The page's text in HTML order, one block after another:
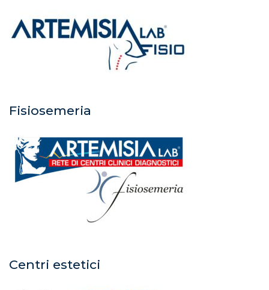
Fisiosemeria
Centri estetici